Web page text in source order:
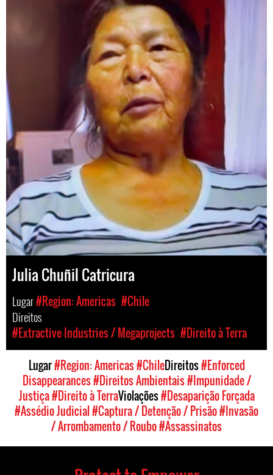
Julia Chuñil Catricura
Lugar#Region: Americas #Chile
Direitos
#Extractive Industries / Megaprojects #Direito à Terra
Lugar#Region: Americas#ChileDireitos#Enforced
Disappearances#Direitos Ambientais#Impunidade /
Justiça#Direito à TerraViolações#Desaparição Forçada
#Assédio Judicial#Captura / Detenção / Prisão#Invasão
/ Arrombamento / Roubo#Assassinatos